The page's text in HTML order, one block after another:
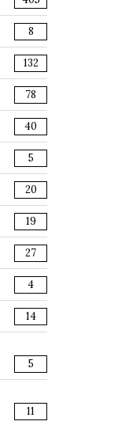
8
132
78
40
5
20
19
27
4
14
5
11